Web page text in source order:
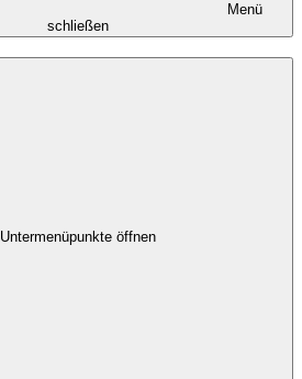
Menü
schließen
Untermenüpunkte öffnen